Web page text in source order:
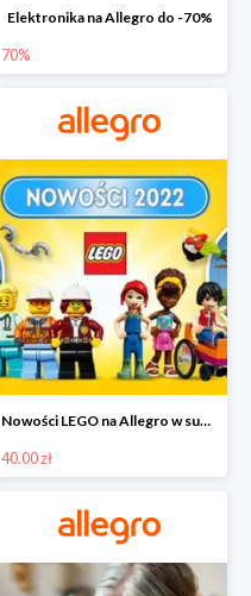
Elektronika na Allegro do -70%
70%
Nowości LEGO na Allegro w super cenach od 40 zł
40.00 zł